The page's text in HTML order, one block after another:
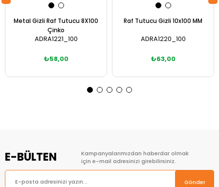
Metal Gizli Raf Tutucu 8X100
Çinko
ADRA1221_100
₺58,00
Raf Tutucu Gizli 10x100 MM
ADRA1220_100
₺63,00
E-BÜLTEN
Kampanyalarımızdan haberdar olmak
için e-mail adresinizi girebilirsiniz.
Gönder